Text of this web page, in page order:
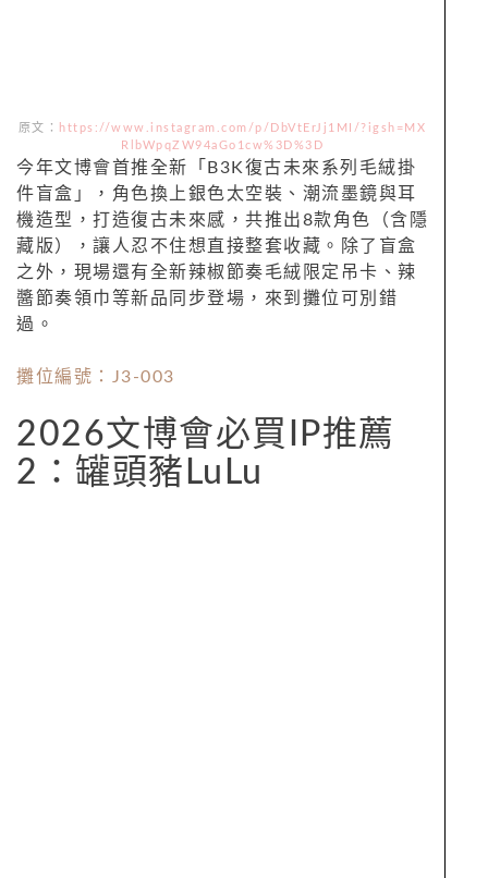
原文：
https://www.instagram.com/p/DbVtErJj1MI/?igsh=MX
RlbWpqZW94aGo1cw%3D%3D
今年文博會首推全新「B3K復古未來系列毛絨掛
件盲盒」，角色換上銀色太空裝、潮流墨鏡與耳
機造型，打造復古未來感，共推出8款角色（含隱
藏版），讓人忍不住想直接整套收藏。除了盲盒
之外，現場還有全新辣椒節奏毛絨限定吊卡、辣
醬節奏領巾等新品同步登場，來到攤位可別錯
過。
攤位編號：J3-003
2026文博會必買IP推薦
2：罐頭豬LuLu